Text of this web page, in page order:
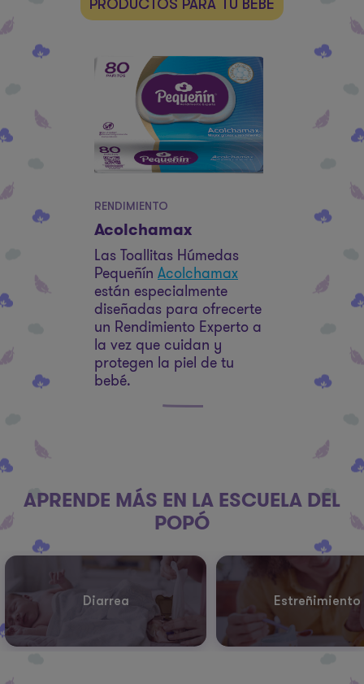
PRODUCTOS PARA TU BEBÉ
RENDIMIENTO
Acolchamax
Las Toallitas Húmedas
Pequeñín Acolchamax
están especialmente
diseñadas para ofrecerte
un Rendimiento Experto a
la vez que cuidan y
protegen la piel de tu
bebé.
APRENDE MÁS EN LA ESCUELA DEL
POPÓ
Diarrea Estreñimiento